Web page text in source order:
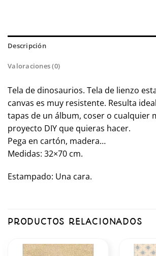
Descripción
Valoraciones (0)
Tela de dinosaurios. Tela de lienzo
canvas es muy resistente. Resulta
tapas de un álbum, coser o cualquier
proyecto DIY que quieras hacer.
Pega en cartón, madera…
Medidas: 32×70 cm.
Estampado: Una cara.
PRODUCTOS RELACIONADOS